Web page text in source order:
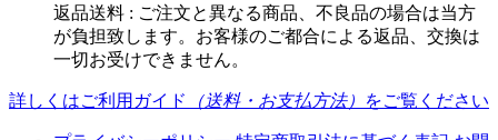
返品送料 : ご注文と異なる商品、不良品の場合は当方
が負担致します。お客様のご都合による返品、交換は
一切お受けできません。
詳しくはご利用ガイド （送料・お支払方法） をご覧ください